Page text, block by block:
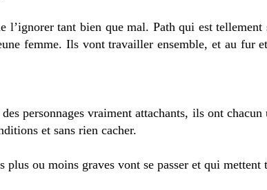
l’ignorer tant bien que mal. Path qui est
femme. Ils vont travailler ensemble, et au fur
personnages vraiment attachants, ils ont
et sans rien cacher.
plus ou moins graves vont se passer et qui mettent